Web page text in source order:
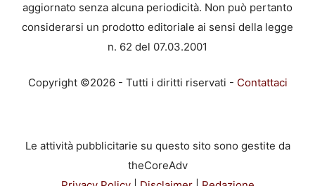
aggiornato senza alcuna periodicità. Non può pertanto
considerarsi un prodotto editoriale ai sensi della legge
n. 62 del 07.03.2001
Copyright ©2026 - Tutti i diritti riservati - Contattaci
Le attività pubblicitarie su questo sito sono gestite da
theCoreAdv